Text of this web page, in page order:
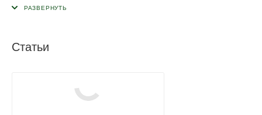
закрытия подачи воды, надежно соединена со шлангом,
средств гигиены.
Статьи